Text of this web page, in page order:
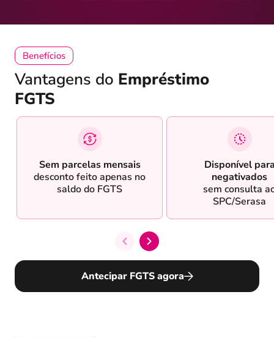
Benefícios
Vantagens do Empréstimo
FGTS
Sem parcelas mensais
desconto feito apenas no
saldo do FGTS
Disponível
negativados
sem consulta
SPC/Serasa
Antecipar FGTS agora